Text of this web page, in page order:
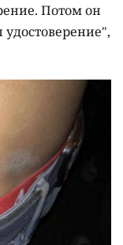
Потом он
удостоверение",